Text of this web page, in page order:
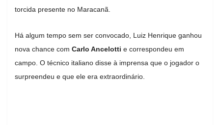
torcida presente no Maracanã.
Há algum tempo sem ser convocado, Luiz Henrique ganhou
nova chance com Carlo Ancelotti e correspondeu em
campo. O técnico italiano disse à imprensa que o jogador o
surpreendeu e que ele era extraordinário.